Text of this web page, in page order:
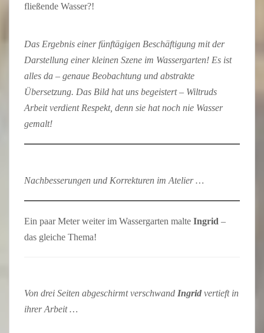
fließende Wasser?!
Das Ergebnis einer fünftägigen Beschäftigung mit der
Darstellung einer kleinen Szene im Wassergarten! Es ist
alles da – genaue Beobachtung und abstrakte
Übersetzung. Das Bild hat uns begeistert – Wiltruds
Arbeit verdient Respekt, denn sie hat noch nie Wasser
gemalt!
Nachbesserungen und Korrekturen im Atelier …
Ein paar Meter weiter im Wassergarten malte Ingrid –
das gleiche Thema!
Von drei Seiten abgeschirmt verschwand Ingrid vertieft in
ihrer Arbeit …